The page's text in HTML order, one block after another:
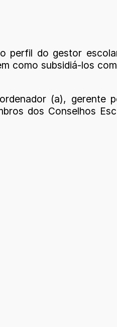
perfil do gestor
como subsidiá-los
(a), gerente
dos Conselhos